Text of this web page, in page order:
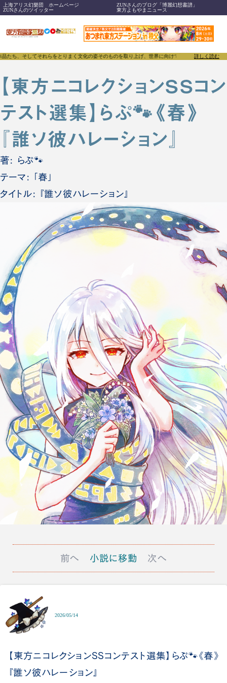
上海アリス幻樂団 ホームページ
ZUNさんのブログ「博麗幻想書譜」
ZUNさんのツイッター
東方よもやまニュース
そしてそれらをとりまく文化の姿そのものを取り上げ、世界に向けて誇らしく発信するこ
詳しく読む
【東方ニコレクションSSコン
テスト選集】らぷ🐾《春》
『誰ソ彼ハレーション』
著: らぷ🐾
テーマ: 「春」
タイトル: 『誰ソ彼ハレーション』
前へ 小説に移動 次へ
2026/05/14
【東方ニコレクションSSコンテスト選集】らぷ🐾《春》
『誰ソ彼ハレーション』